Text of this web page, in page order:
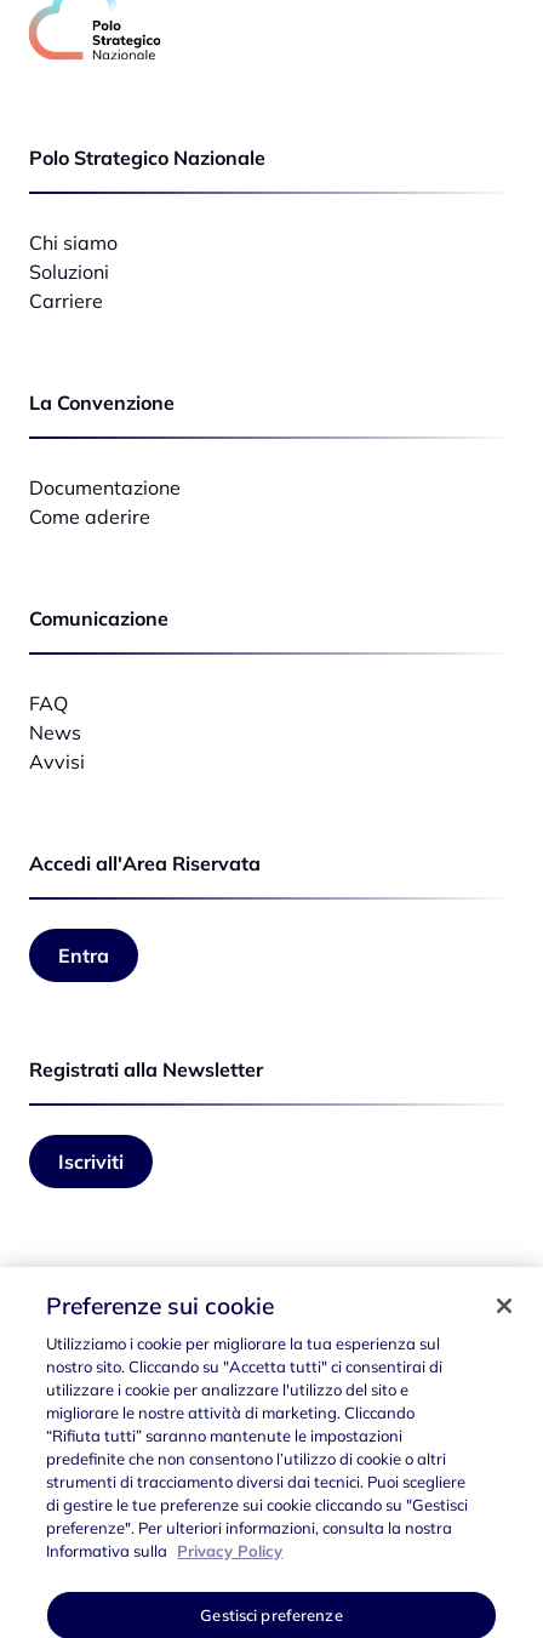
Polo Strategico Nazionale
Chi siamo
Soluzioni
Carriere
La Convenzione
Documentazione
Come aderire
Comunicazione
FAQ
News
Avvisi
Accedi all'Area Riservata
Entra
Registrati alla Newsletter
Iscriviti
Privacy PolicySocietà trasparente
Preferenze sui cookie
Utilizziamo i cookie per migliorare la tua esperienza sul
nostro sito. Cliccando su "Accetta tutti" ci consentirai di
utilizzare i cookie per analizzare l'utilizzo del sito e
migliorare le nostre attività di marketing. Cliccando
“Rifiuta tutti” saranno mantenute le impostazioni
predefinite che non consentono l’utilizzo di cookie o altri
strumenti di tracciamento diversi dai tecnici. Puoi scegliere
di gestire le tue preferenze sui cookie cliccando su "Gestisci
preferenze". Per ulteriori informazioni, consulta la nostra
Informativa sulla
Privacy Policy
Gestisci preferenze